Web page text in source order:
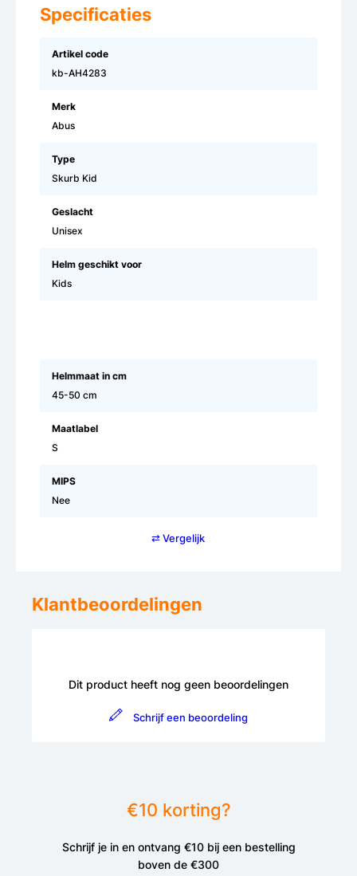
Specificaties
Artikel code
kb-AH4283
Merk
Abus
Type
Skurb Kid
Geslacht
Unisex
Helm geschikt voor
Kids
Helmmaat in cm
45-50 cm
Maatlabel
S
MIPS
Nee
⇄ Vergelijk
Klantbeoordelingen
Dit product heeft nog geen beoordelingen
Schrijf een beoordeling
€10 korting?
Schrijf je in en ontvang €10 bij een bestelling
boven de €300